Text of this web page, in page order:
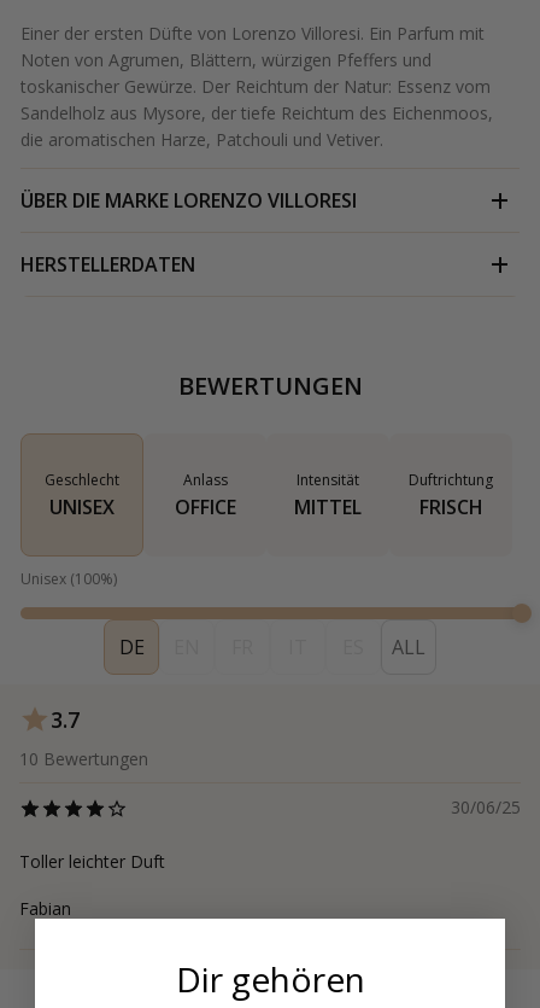
Einer der ersten Düfte von Lorenzo Villoresi. Ein Parfum mit
Noten von Agrumen, Blättern, würzigen Pfeffers und
toskanischer Gewürze. Der Reichtum der Natur: Essenz vom
Sandelholz aus Mysore, der tiefe Reichtum des Eichenmoos,
die aromatischen Harze, Patchouli und Vetiver.
ÜBER DIE MARKE LORENZO VILLORESI
HERSTELLERDATEN
BEWERTUNGEN
Geschlecht
UNISEX
Anlass
OFFICE
Intensität
MITTEL
Duftrichtung
FRISCH
Unisex (100%)
DE ALL
3.7
10 Bewertungen
30/06/25
Toller leichter Duft
Fabian
Dir gehören